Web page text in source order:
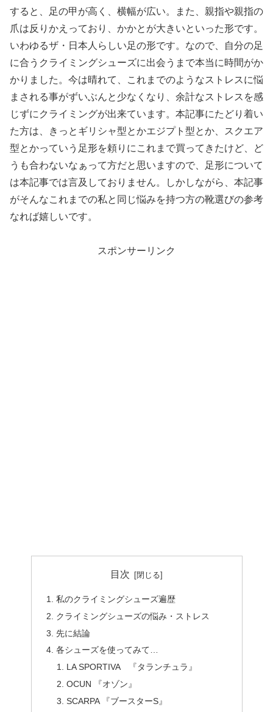
すると、足の甲が高く、横幅が広い。また、親指や親指の
爪は反りかえっており、かかとが大きいといった形です。
いわゆるザ・日本人らしい足の形です。なので、自分の足
に合うクライミングシューズに出会うまで本当に時間がか
かりました。今は晴れて、これまでのようなストレスに悩
まされる事がずいぶんと少なくなり、余計なストレスを感
じずにクライミングが出来ています。本記事にたどり着い
た方は、きっとギリシャ型とかエジプト型とか、スクエア
型とかっていう足形を頼りにこれまで買ってきたけど、ど
うも合わないなぁって方だと思いますので、足形について
は本記事では言及しておりません。しかしながら、本記事
がそんなこれまでの私と同じ悩みを持つ方の靴選びの参考
なれば嬉しいです。
スポンサーリンク
目次
私のクライミングシューズ遍歴
クライミングシューズの悩み・ストレス
先に結論
各シューズを使ってみて…
LA SPORTIVA 『タランチュラ』
OCUN 『オゾン』
SCARPA 『ブースターS』